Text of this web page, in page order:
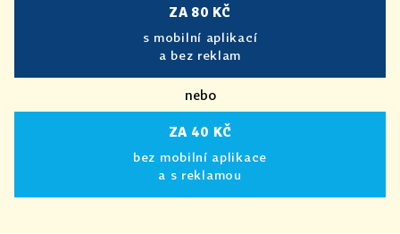
ZA 80 KČ
s mobilní aplikací
a bez reklam
nebo
ZA 40 KČ
bez mobilní aplikace
a s reklamou